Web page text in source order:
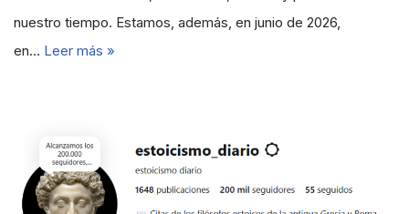
nuestro tiempo. Estamos, además, en junio de 2026,
en… Leer más »